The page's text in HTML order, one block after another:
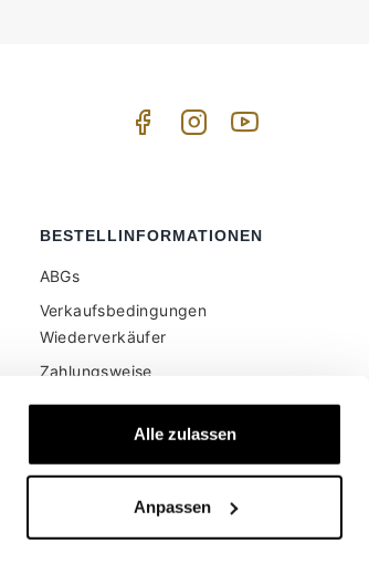
Alle zulassen
Anpassen
BESTELLINFORMATIONEN
ABGs
Verkaufsbedingungen
Wiederverkäufer
Zahlungsweise
Versand und Lieferung
Sichere Bezahlung
Geld zurück garantie